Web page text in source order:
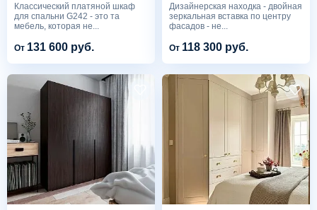
Классический платяной шкаф
для спальни G242 - это та
мебель, которая не...
От 131 600 руб.
Дизайнерская находка - двойная
зеркальная вставка по центру
фасадов - не...
От 118 300 руб.